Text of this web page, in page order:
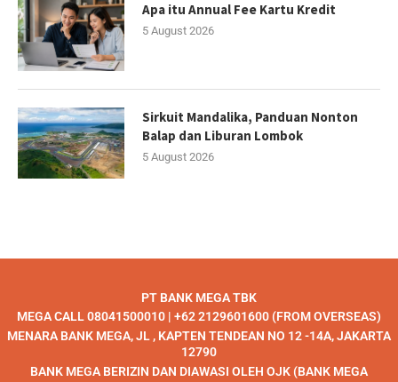
Apa itu Annual Fee Kartu Kredit
5 August 2026
Sirkuit Mandalika, Panduan Nonton
Balap dan Liburan Lombok
5 August 2026
PT BANK MEGA TBK
MEGA CALL 08041500010 | +62 2129601600 (FROM OVERSEAS)
MENARA BANK MEGA, JL , KAPTEN TENDEAN NO 12 -14A, JAKARTA
12790
BANK MEGA BERIZIN DAN DIAWASI OLEH OJK (BANK MEGA